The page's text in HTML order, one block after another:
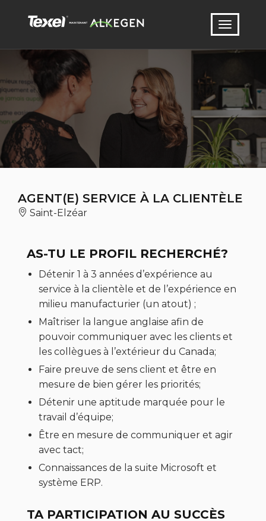
AGENT(E) SERVICE À LA CLIENTÈLE
Saint-Elzéar
AS-TU LE PROFIL RECHERCHÉ?
Détenir 1 à 3 années d’expérience au
service à la clientèle et de l’expérience en
milieu manufacturier (un atout) ;
Maîtriser la langue anglaise afin de
pouvoir communiquer avec les clients et
les collègues à l’extérieur du Canada;
Faire preuve de sens client et être en
mesure de bien gérer les priorités;
Détenir une aptitude marquée pour le
travail d’équipe;
Être en mesure de communiquer et agir
avec tact;
Connaissances de la suite Microsoft et
système ERP.
TA PARTICIPATION AU SUCCÈS